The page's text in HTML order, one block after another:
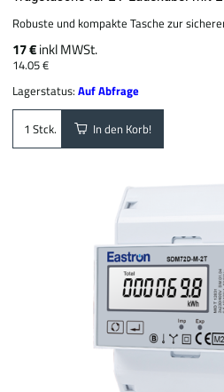
Robuste und kompakte Tasche zur
17 €inkl MWSt.
14.05 €
Lagerstatus:Auf Abfrage
Stck. In den Korb!